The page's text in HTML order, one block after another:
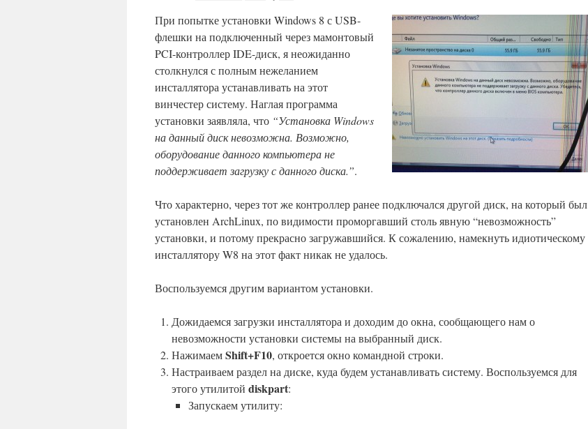
При попытке установки Windows 8 с USB-
флешки на подключенный через мамонтовый
PCI-контроллер IDE-диск, я неожиданно
столкнулся с полным нежеланием
инсталлятора устанавливать на этот
винчестер систему. Наглая программа
установки заявляла, что “Установка Windows
на данный диск невозможна. Возможно,
оборудование данного компьютера не
поддерживает загрузку с данного диска.”.
Что характерно, через тот же контроллер ранее подключался другой диск, на который был
установлен ArchLinux, по видимости проморгавший столь явную “невозможность”
установки, и потому прекрасно загружавшийся. К сожалению, намекнуть идиотическому
инсталлятору W8 на этот факт никак не удалось.
Воспользуемся другим вариантом установки.
Дожидаемся загрузки инсталлятора и доходим до окна, сообщающего нам о
невозможности установки системы на выбранный диск.
НажимаемShift+F10, откроется окно командной строки.
Настраиваем раздел на диске, куда будем устанавливать систему. Воспользуемся для
этого утилитой diskpart:
Запускаем утилиту: